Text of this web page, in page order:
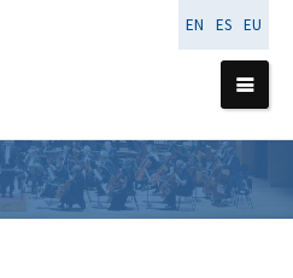
EN ES EU